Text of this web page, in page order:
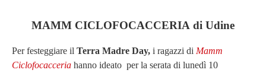
MAMM CICLOFOCACCERIA di Udine
Per festeggiare il Terra Madre Day, i ragazzi di Mamm
Ciclofocacceria hanno ideato per la serata di lunedì 10